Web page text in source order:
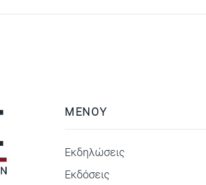
ΜΕΝΟΥ
Εκδηλώσεις
Εκδόσεις